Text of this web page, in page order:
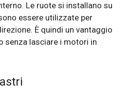
Le ruote si installano su
essere utilizzate per
È quindi un vantaggio
senza lasciare i motori in